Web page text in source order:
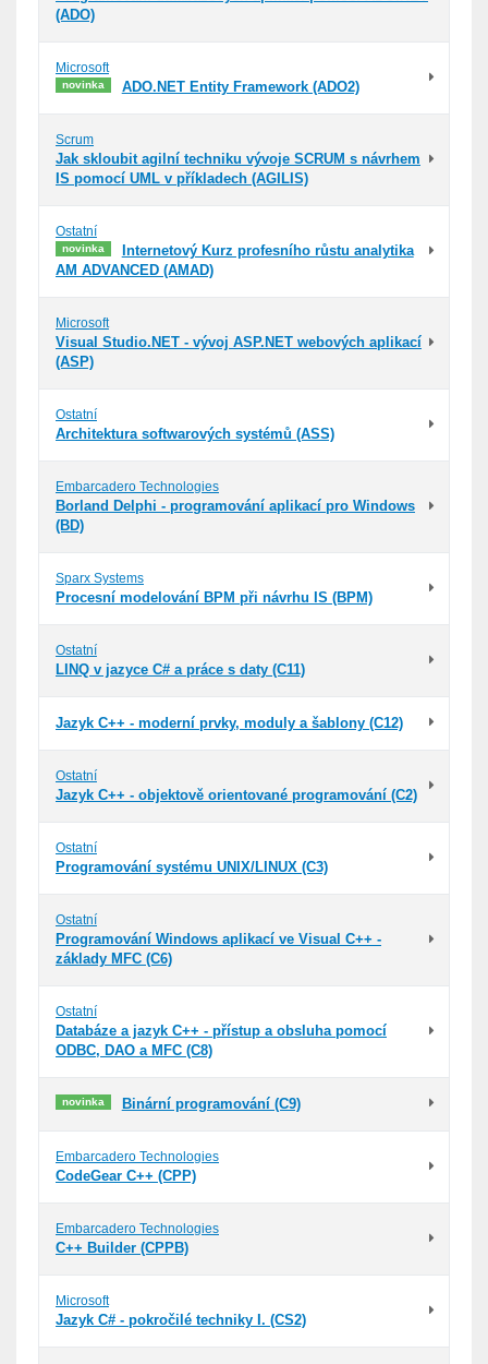
(ADO)
Microsoft
novinka ADO.NET Entity Framework (ADO2)
Scrum
Jak skloubit agilní techniku vývoje SCRUM s návrhem
IS pomocí UML v příkladech (AGILIS)
Ostatní
novinka
Internetový Kurz profesního růstu analytika
AM ADVANCED (AMAD)
Microsoft
Visual Studio.NET - vývoj ASP.NET webových aplikací
(ASP)
Ostatní
Architektura softwarových systémů (ASS)
Embarcadero Technologies
Borland Delphi - programování aplikací pro Windows
(BD)
Sparx Systems
Procesní modelování BPM při návrhu IS (BPM)
Ostatní
LINQ v jazyce C# a práce s daty (C11)
Jazyk C++ - moderní prvky, moduly a šablony (C12)
Ostatní
Jazyk C++ - objektově orientované programování (C2)
Ostatní
Programování systému UNIX/LINUX (C3)
Ostatní
Programování Windows aplikací ve Visual C++ -
základy MFC (C6)
Ostatní
Databáze a jazyk C++ - přístup a obsluha pomocí
ODBC, DAO a MFC (C8)
novinka Binární programování (C9)
Embarcadero Technologies
CodeGear C++ (CPP)
Embarcadero Technologies
C++ Builder (CPPB)
Microsoft
Jazyk C# - pokročilé techniky I. (CS2)